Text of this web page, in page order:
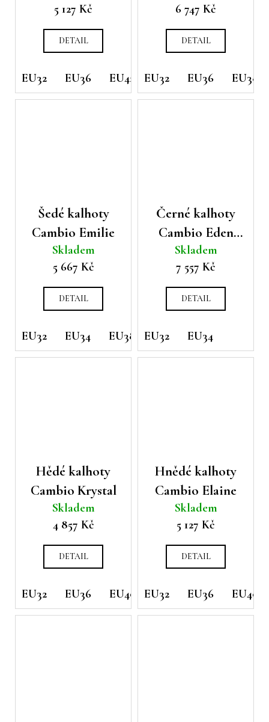
5 127 Kč
DETAIL
EU32 EU36 EU42
6 747 Kč
DETAIL
EU32 EU36 EU38
Šedé kalhoty
Cambio Emilie
Skladem
5 667 Kč
DETAIL
EU32 EU34 EU38
Černé kalhoty
Cambio Eden
imitace kůže
Skladem
7 557 Kč
DETAIL
EU32 EU34
Hědé kalhoty
Cambio Krystal
Skladem
4 857 Kč
DETAIL
EU32 EU36 EU40 EU42
Hnědé kalhoty
Cambio Elaine
Skladem
5 127 Kč
DETAIL
EU32 EU36 EU40